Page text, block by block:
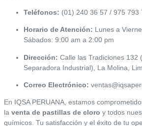
Teléfonos: (01) 240 36 57 / 975 793
Horario de Atención: Lunes a
Sábados: 9:00 am a 2:00 pm
Dirección: Calle las Tradiciones 132
Separadora Industrial), La Molina,
Correo Electrónico:
En IQSA PERUANA, estamos
la venta de pastillas de cloro y todos
químicos. Tu satisfacción y el éxito de tu